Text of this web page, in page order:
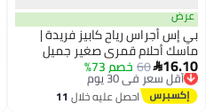
عرض
بي إس أجراس رياح كابيز فريدة |
ماسك أحلام قمري صغير جميل
للخارج | شلالات صوتية هادئة
مصنوعة يدويًا | أجراس رياح معلقة
على الشاطئ والساحل والمحيط |
16.10
60 خصم 73%أقل سعر في 30 يوم
توصيل مجاني
أقل سعر في 30 يوماحصل عليه خلال 11